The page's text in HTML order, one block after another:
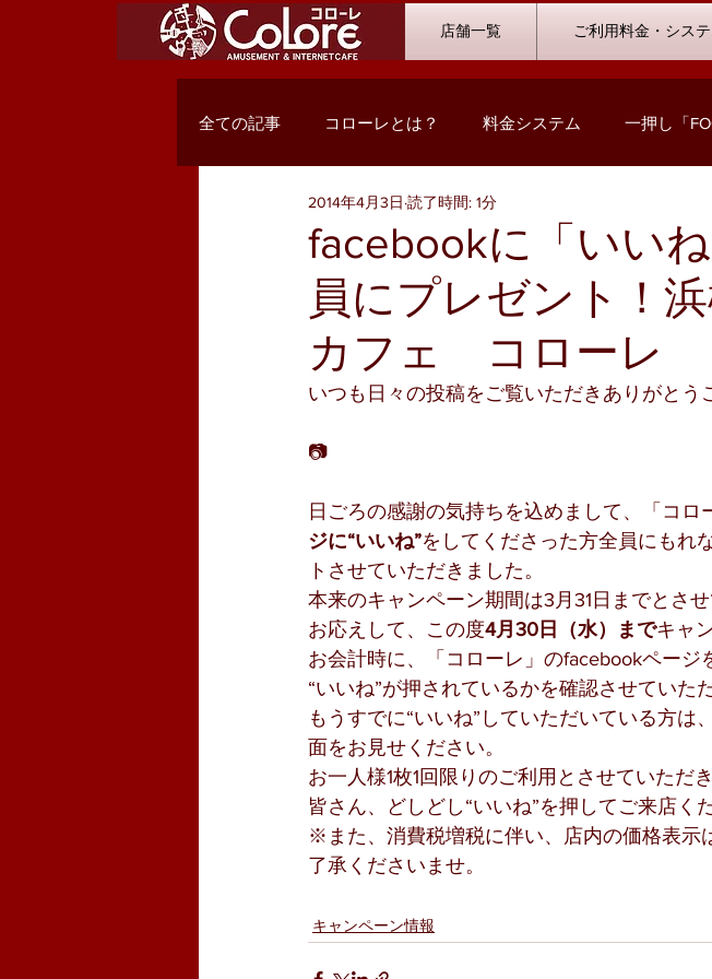
店舗一覧 ご利用料金・シス
全ての記事 コローレとは？ 料金システム 一押し「
オススメコミック 最新入荷コミック情報
浜松市野店 サンストリート浜北店 浜松志
PC関係・コンテンツ お客様の声 ビリヤード 料
facebookに「いい
員にプレゼント！
カフェ コローレ
2014年4月3日 読了時間: 1分
いつも日々の投稿をご覧いただきありがとう
📷
日ごろの感謝の気持ちを込めまして、「コロ
ジに“いいね”をしてくださった方全員にもれ
トさせていただきました。
本来のキャンペーン期間は3月31日までとさ
お応えして、この度4月30日（水）までキャ
お会計時に、「コローレ」のfacebookページ
“いいね”が押されているかを確認させていた
もうすでに“いいね”していただいている方
面をお見せください。
お一人様1枚1回限りのご利用とさせていただき
皆さん、どしどし“いいね”を押してご来店く
※また、消費税増税に伴い、店内の価格表示
了承くださいませ。
キャンペーン情報